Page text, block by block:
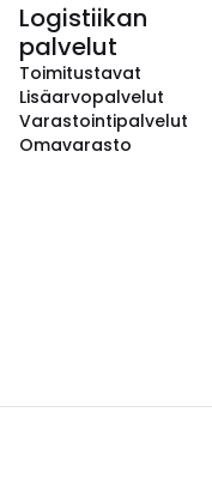
Logistiikan
palvelut
Toimitustavat
Lisäarvopalvelut
Varastointipalvelut
Omavarasto